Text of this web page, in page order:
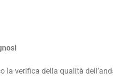
verifica della qualità